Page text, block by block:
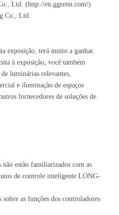
Ltd. (http://en.ggrenn.com/)
Co., Ltd.
exposição, terá muito a ganhar.
à exposição, você também
luminárias relevantes,
e iluminação de espaços
fornecedores de soluções de
não estão familiarizados com as
de controle inteligente LONG-
as funções dos controladores